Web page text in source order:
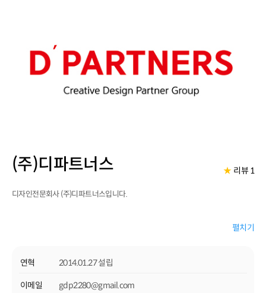
(주)디파트너스 ★ 리뷰 1
디자인전문회사 (주)디파트너스입니다.
펼치기
연혁 2014.01.27 설립
이메일 gdp2280@gmail.com